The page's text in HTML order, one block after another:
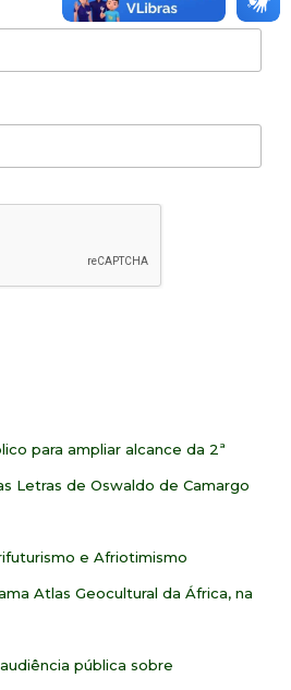
para ampliar alcance da 2ª
Letras de Oswaldo de Camargo
e Afriotimismo
Atlas Geocultural da África, na
pública sobre